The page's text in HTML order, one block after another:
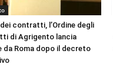
contratti, l’Ordine degli
di Agrigento lancia
da Roma dopo il decreto